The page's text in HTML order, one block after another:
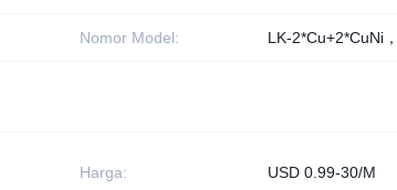
Nomor Model: LK-2*Cu+2*CuNi
Harga: USD 0.99-30/M